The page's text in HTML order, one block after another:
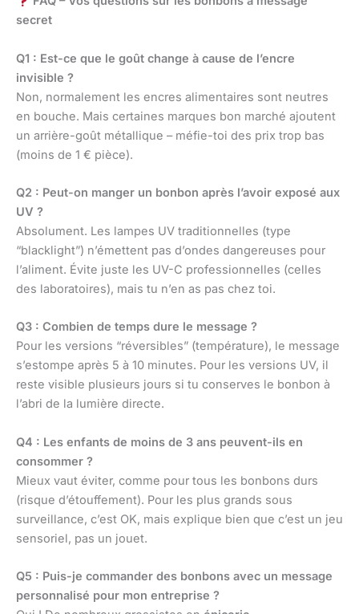
secret
Q1 : Est-ce que le goût change à cause de l’encre
invisible ?
Non, normalement les encres alimentaires sont neutres
en bouche. Mais certaines marques bon marché ajoutent
un arrière-goût métallique – méfie-toi des prix trop bas
(moins de 1 € pièce).
Q2 : Peut-on manger un bonbon après l’avoir exposé aux
UV ?
Absolument. Les lampes UV traditionnelles (type
“blacklight”) n’émettent pas d’ondes dangereuses pour
l’aliment. Évite juste les UV-C professionnelles (celles
des laboratoires), mais tu n’en as pas chez toi.
Q3 : Combien de temps dure le message ?
Pour les versions “réversibles” (température), le message
s’estompe après 5 à 10 minutes. Pour les versions UV, il
reste visible plusieurs jours si tu conserves le bonbon à
l’abri de la lumière directe.
Q4 : Les enfants de moins de 3 ans peuvent-ils en
consommer ?
Mieux vaut éviter, comme pour tous les bonbons durs
(risque d’étouffement). Pour les plus grands sous
surveillance, c’est OK, mais explique bien que c’est un jeu
sensoriel, pas un jouet.
Q5 : Puis-je commander des bonbons avec un message
personnalisé pour mon entreprise ?